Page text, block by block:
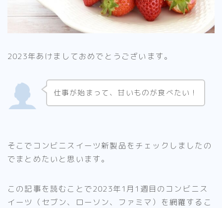
2023年あけましておめでとうございます。
仕事が始まって、甘いものが食べたい！
そこでコンビニスイーツ新製品をチェックしましたの
でまとめたいと思います。
この記事を読むことで2023年1月1週目のコンビニス
イーツ（セブン、ローソン、ファミマ）を網羅するこ